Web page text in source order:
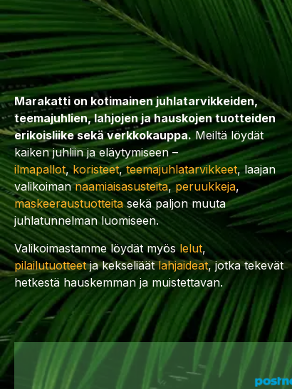
Marakatti on kotimainen juhlatarvikkeiden,
teemajuhlien, lahjojen ja hauskojen tuotteiden
erikoisliike sekä verkkokauppa.Meiltä löydät
kaiken juhliin ja eläytymiseen –
ilmapallot,koristeet,teemajuhlatarvikkeet, laajan
valikoimannaamiaisasusteita,peruukkeja,
maskeeraustuotteitasekä paljon muuta
juhlatunnelman luomiseen.
Valikoimastamme löydät myöslelut,
pilailutuotteetja kekseliäätlahjaideat, jotka tekevät
hetkestä hauskemman ja muistettavan.